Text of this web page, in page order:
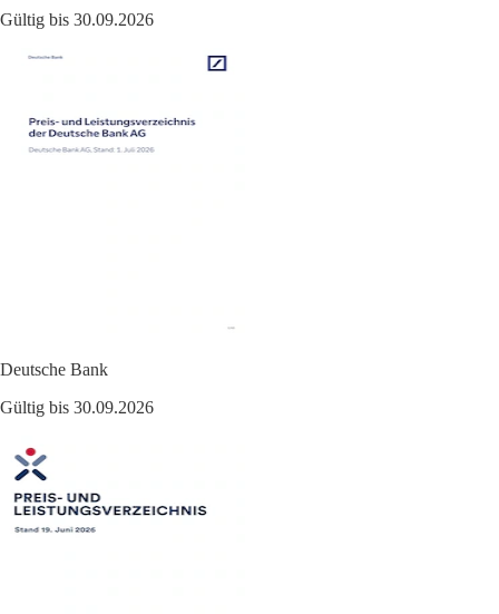
Gültig bis 30.09.2026
Deutsche Bank
Gültig bis 30.09.2026